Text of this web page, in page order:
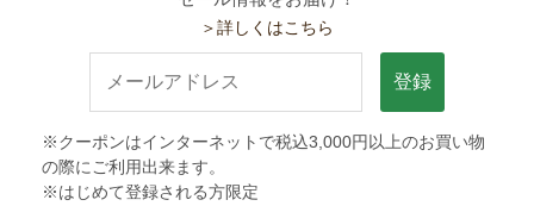
＞詳しくはこちら
登録
※クーポンはインターネットで税込3,000円以上のお買い物
の際にご利用出来ます。
※はじめて登録される方限定